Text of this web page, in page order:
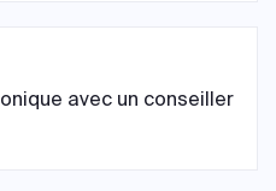
avec un conseiller